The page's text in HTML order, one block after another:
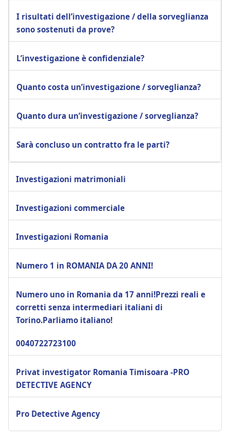
I risultati dell’investigazione / della sorveglianza
sono sostenuti da prove?
L’investigazione è confidenziale?
Quanto costa un’investigazione / sorveglianza?
Quanto dura un’investigazione / sorveglianza?
Sarà concluso un contratto fra le parti?
Investigazioni matrimoniali
Investigazioni commerciale
Investigazioni Romania
Numero 1 in ROMANIA DA 20 ANNI!
Numero uno in Romania da 17 anni!Prezzi reali e
corretti senza intermediari italiani di
Torino.Parliamo italiano!
0040722723100
Privat investigator Romania Timisoara -PRO
DETECTIVE AGENCY
Pro Detective Agency